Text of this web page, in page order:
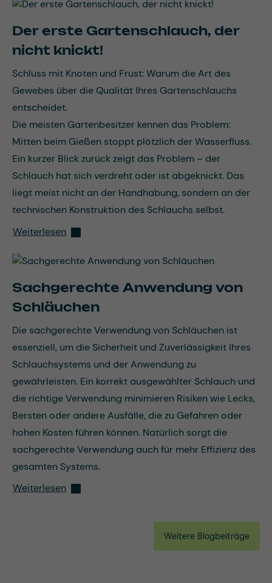
Der erste Gartenschlauch, der
nicht knickt!
Schluss mit Knoten und Frust: Warum die Art des
Gewebes über die Qualität Ihres Gartenschlauchs
entscheidet.
Die meisten Gartenbesitzer kennen das Problem:
Mitten beim Gießen stoppt plötzlich der Wasserfluss.
Ein kurzer Blick zurück zeigt das Problem – der
Schlauch hat sich verdreht oder ist abgeknickt. Das
liegt meist nicht an der Handhabung, sondern an der
technischen Konstruktion des Schlauchs selbst.
Weiterlesen
Sachgerechte Anwendung von
Schläuchen
Die sachgerechte Verwendung von Schläuchen ist
essenziell, um die Sicherheit und Zuverlässigkeit Ihres
Schlauchsystems und der Anwendung zu
gewährleisten. Ein korrekt ausgewählter Schlauch und
die richtige Verwendung minimieren Risiken wie Lecks,
Bersten oder andere Ausfälle, die zu Gefahren oder
hohen Kosten führen können. Natürlich sorgt die
sachgerechte Verwendung auch für mehr Effizienz des
gesamten Systems.
Weiterlesen
Weitere Blogbeiträge